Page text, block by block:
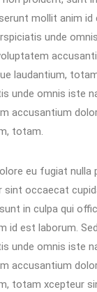
mollit anim id
unde
laudantium,
unde omnis iste
accusantium
totam.
eu fugiat nulla
sint occaecat
in culpa qui
id est laborum.
unde omnis iste
accusantium
totam xcepteur